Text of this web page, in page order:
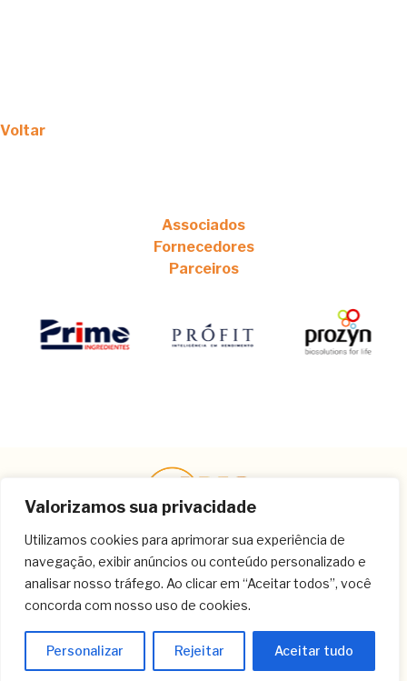
Valorizamos sua privacidade
Utilizamos cookies para aprimorar sua experiência de
navegação, exibir anúncios ou conteúdo personalizado e
analisar nosso tráfego. Ao clicar em “Aceitar todos”, você
concorda com nosso uso de cookies.
Personalizar Rejeitar Aceitar tudo
Voltar
Associados
Fornecedores
Parceiros
Contato
(11) 3259-8266